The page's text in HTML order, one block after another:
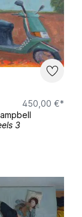
Alanus
/
450,00 €*
3